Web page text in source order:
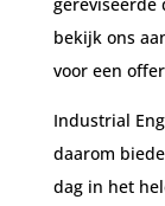
gereviseerde
bekijk ons
voor een
Industrial
daarom
dag in het